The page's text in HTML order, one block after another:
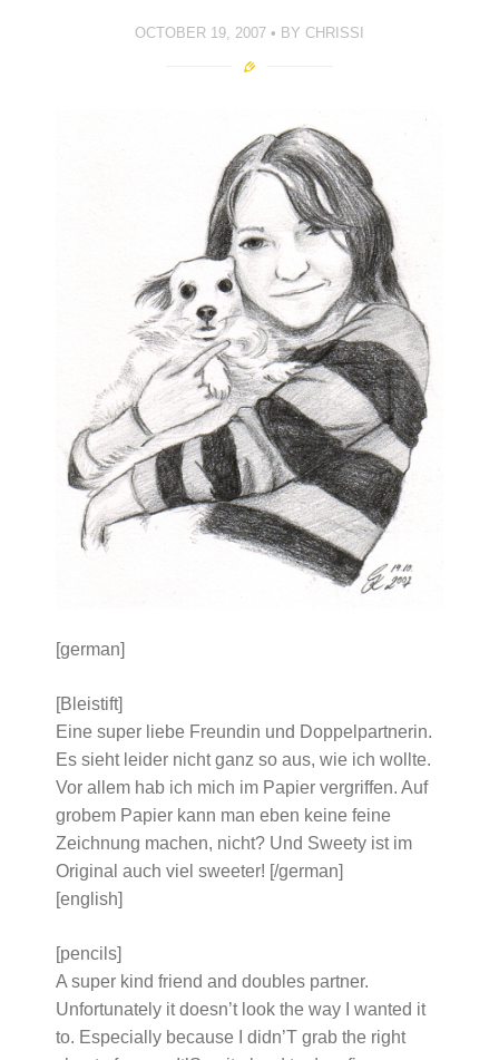
OCTOBER 19, 2007 BY CHRISSI
[german]
[Bleistift]
Eine super liebe Freundin und Doppelpartnerin.
Es sieht leider nicht ganz so aus, wie ich wollte.
Vor allem hab ich mich im Papier vergriffen. Auf
grobem Papier kann man eben keine feine
Zeichnung machen, nicht? Und Sweety ist im
Original auch viel sweeter! [/german]
[english]
[pencils]
A super kind friend and doubles partner.
Unfortunately it doesn’t look the way I wanted it
to. Especially because I didn’T grab the right